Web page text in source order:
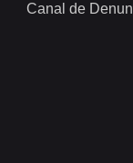
Canal de